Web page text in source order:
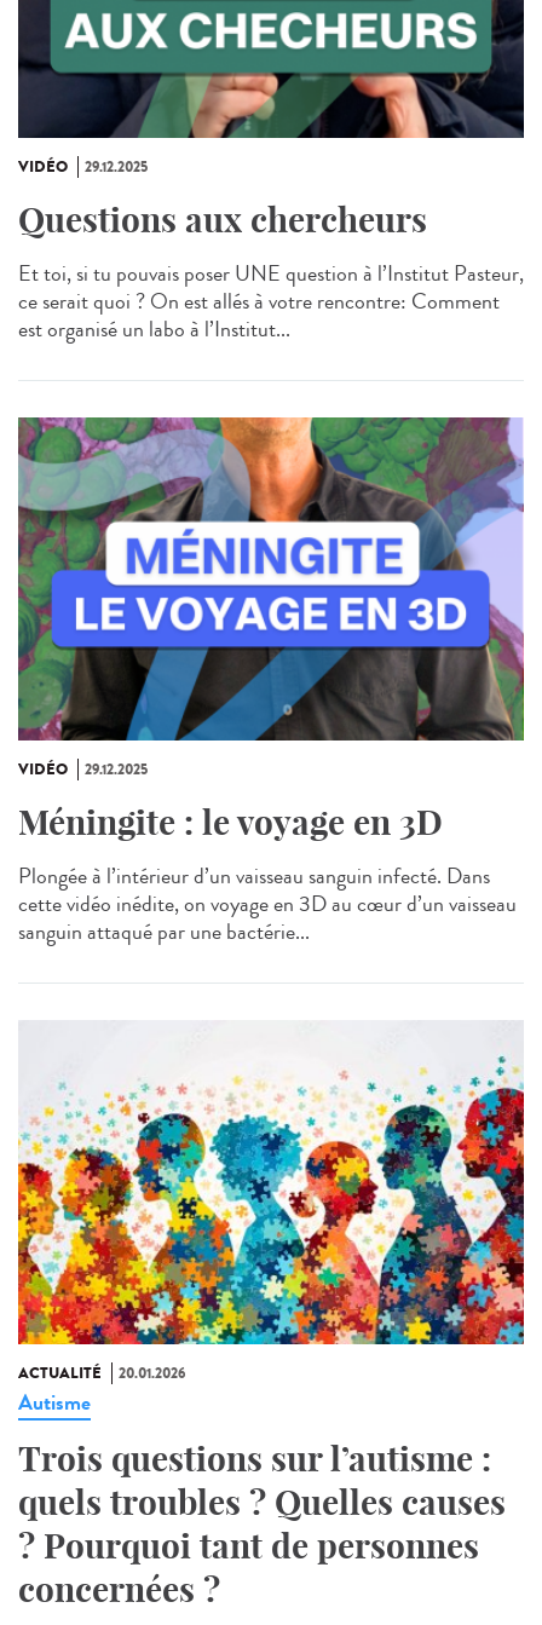
VIDÉO 29.12.2025
Questions aux chercheurs
Et toi, si tu pouvais poser UNE question à l’Institut Pasteur,
ce serait quoi ? On est allés à votre rencontre: Comment
est organisé un labo à l’Institut...
VIDÉO 29.12.2025
Méningite : le voyage en 3D
Plongée à l’intérieur d’un vaisseau sanguin infecté. Dans
cette vidéo inédite, on voyage en 3D au cœur d’un vaisseau
sanguin attaqué par une bactérie...
ACTUALITÉ 20.01.2026
Autisme
Trois questions sur l’autisme :
quels troubles ? Quelles causes
? Pourquoi tant de personnes
concernées ?